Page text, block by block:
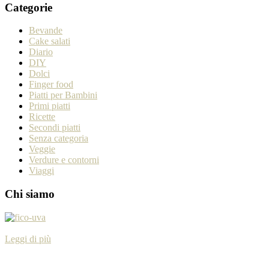
Categorie
Bevande
Cake salati
Diario
DIY
Dolci
Finger food
Piatti per Bambini
Primi piatti
Ricette
Secondi piatti
Senza categoria
Veggie
Verdure e contorni
Viaggi
Chi siamo
Leggi di più